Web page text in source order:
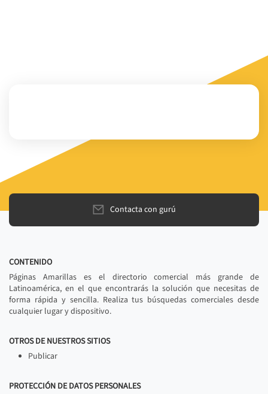
Contacta con gurú
CONTENIDO
Páginas Amarillas es el directorio comercial más grande de
Latinoamérica, en el que encontrarás la solución que necesitas de
forma rápida y sencilla. Realiza tus búsquedas comerciales desde
cualquier lugar y dispositivo.
OTROS DE NUESTROS SITIOS
Publicar
PROTECCIÓN DE DATOS PERSONALES